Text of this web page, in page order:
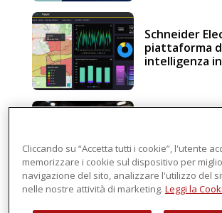
Schneider
piattaforma
intelligenza
Regolamento
Cliccando su “Accetta tutti i cookie”, l'utente
memorizzare i cookie sul dispositivo per
navigazione del sito, analizzare l'utilizzo del
nelle nostre attività di marketing. Leggi la